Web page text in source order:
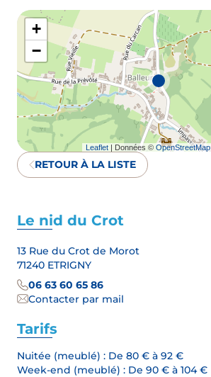
+
−
Leaflet | Données © OpenStreetMap
RETOUR À LA LISTE
Le nid du Crot
13 Rue du Crot de Morot
71240 ETRIGNY
06 63 60 65 86
Contacter par mail
Tarifs
Nuitée (meublé) : De 80 € à 92 €
Week-end (meublé) : De 90 € à 104 €